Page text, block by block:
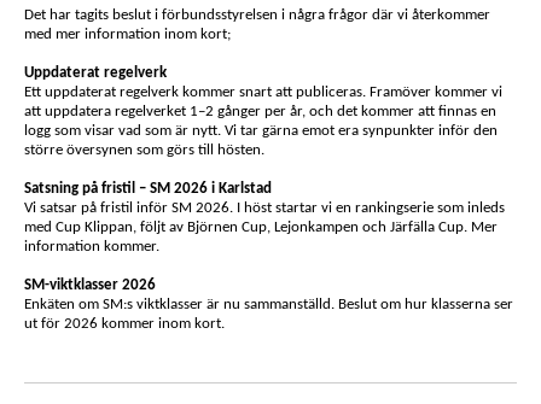
Det har tagits beslut i förbundsstyrelsen i några frågor där vi återkommer
med mer information inom kort;
Uppdaterat regelverk
Ett uppdaterat regelverk kommer snart att publiceras. Framöver kommer vi
att uppdatera regelverket 1–2 gånger per år, och det kommer att finnas en
logg som visar vad som är nytt. Vi tar gärna emot era synpunkter inför den
större översynen som görs till hösten.
Satsning på fristil – SM 2026 i Karlstad
Vi satsar på fristil inför SM 2026. I höst startar vi en rankingserie som inleds
med Cup Klippan, följt av Björnen Cup, Lejonkampen och Järfälla Cup. Mer
information kommer.
SM-viktklasser 2026
Enkäten om SM:s viktklasser är nu sammanställd. Beslut om hur klasserna ser
ut för 2026 kommer inom kort.